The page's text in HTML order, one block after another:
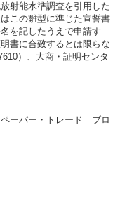
射能水準調査を引用した
この雛型に準じた宣誓書
を記したうえで申請す
書に合致するとは限らな
）、大商・証明センタ
ーパー・トレード ブロ